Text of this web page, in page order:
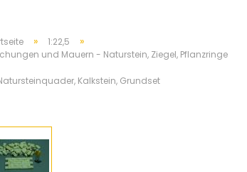
» 1:22,5 »
und Mauern - Naturstein, Ziegel, Pflanzringe
Kalkstein, Grundset